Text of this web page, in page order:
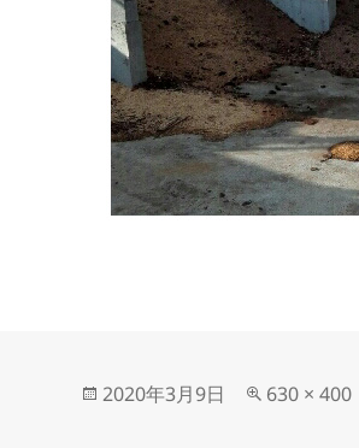
投
2020年3月9日
フ
630 × 400